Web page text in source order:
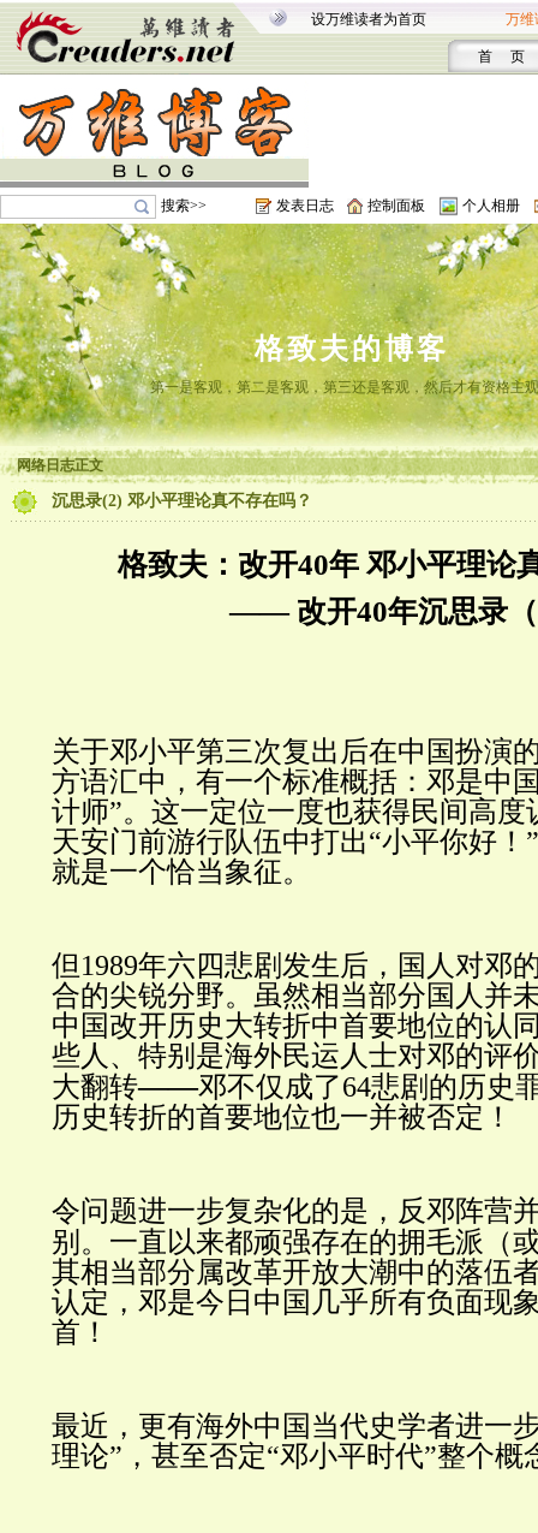
设万维读者为首页 万维
首 页
搜索>> 发表日志 控制面板 个人相册
格致夫的博客
第一是客观，第二是客观，第三还是客观，然后才有资格主
网络日志正文
沉思录(2) 邓小平理论真不存在吗？
格致夫：改开40年 邓小平理论
—— 改开40年沉思录
关于邓小平第三次复出后在中国扮演
方语汇中，有一个标准概括：邓是中
计师”。这一定位一度也获得民间高度
天安门前游行队伍中打出“小平你好！
就是一个恰当象征。
但1989年六四悲剧发生后，国人对邓
合的尖锐分野。虽然相当部分国人并
中国改开历史大转折中首要地位的认
些人、特别是海外民运人士对邓的评
大翻转——邓不仅成了64悲剧的历史
历史转折的首要地位也一并被否定！
令问题进一步复杂化的是，反邓阵营
别。一直以来都顽强存在的拥毛派（
其相当部分属改革开放大潮中的落伍
认定，邓是今日中国几乎所有负面现
首！
最近，更有海外中国当代史学者进一
理论”，甚至否定“邓小平时代”整个概